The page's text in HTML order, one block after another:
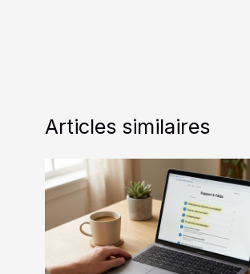
Articles similaires